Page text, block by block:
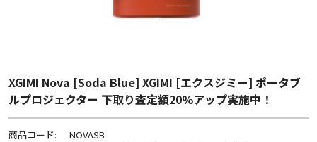
XGIMI Nova [Soda Blue] XGIMI [エクスジミー] ポータブ
ルプロジェクター 下取り査定額20%アップ実施中！
商品コード: NOVASB